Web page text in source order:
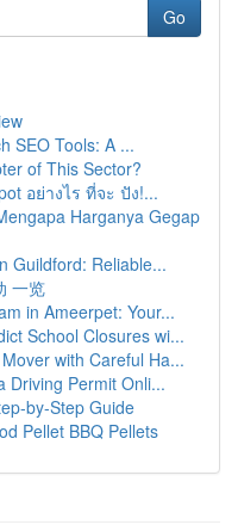
Go
SEO Tools: A ...
of This Sector?
อย่างไร ที่จะ ปัง!...
Harganya Gegap
Guildford: Reliable...
一览
in Ameerpet: Your...
School Closures wi...
with Careful Ha...
Driving Permit Onli...
by-Step Guide
Pellet BBQ Pellets